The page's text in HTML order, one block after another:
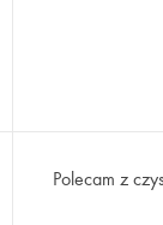
Polecam z